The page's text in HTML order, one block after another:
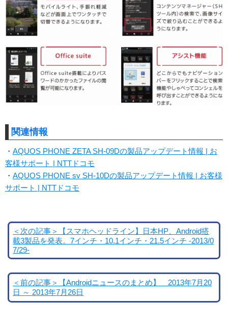
関連情報
・ AQUOS PHONE ZETA SH-09Dの製品アップデート情報 | お
客様サポート | NTTドコモ
・ AQUOS PHONE sv SH-10Dの製品アップデート情報 | お客様
サポート | NTTドコモ
＜次の記事＞【スマホヘッドライン】日本HP、Android搭
載3製品を発表。7インチ・10.1インチ・21.5インチ -2013/0
7/29-
＜前の記事＞【Androidニュースのまとめ】 2013年7月20
日 ～ 2013年7月26日